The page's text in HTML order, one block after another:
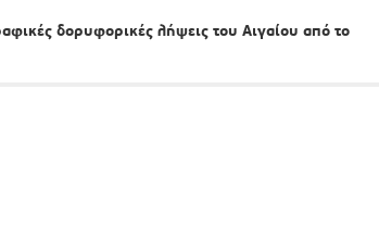
δορυφορικές λήψεις του Αιγαίου από το